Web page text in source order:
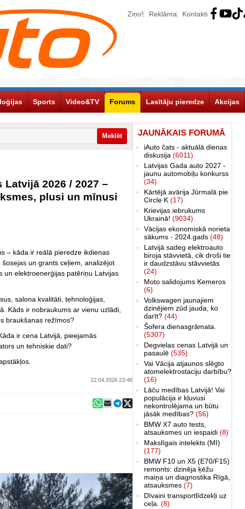
Ziņo! Reklāma Kontakti
Sports Video&TV Forums Lasītāju pieredze Akcijas
2026 / 2027 –
plusi un mīnusi
– kāda ir reālā pieredze ikdienas
un grants ceļiem, analizējot
un elektroenerģijas patēriņu Latvijas
salona kvalitāti, tehnoloģijas,
Kāds ir nobraukums ar vienu uzlādi,
braukšanas režīmos?
ir cena Latvijā, pieejamās
un tehniskie dati?
22.04.2026 23:46
JAUNĀKAIS FORUMĀ
iAuto čats - aktuālā dienas
diskusija (6011)
Latvijas Gada auto 2027 -
jaunu automobiļu konkurss
(34)
Kārtējā avārija Jūrmalā pie
Circle K (17)
Krievijas iebrukums
Ukrainā! (9034)
Vācijas ekonomiskā norieta
sākums - 2024.gads (48)
Latvijā sadeg elektroauto
biroja stāvvietā, cik droši tie
ir daudzstāvu stāvvietās
(24)
Moto salidojums Ķemeros
(6)
Volkswagen jaunajiem
dzinējiem zūd jauda, ko
darīt? (44)
Šofera dienasgrāmata.
(5307)
Degvielas cenas Latvijā un
pasaulē (535)
Vai Vācija atjaunos slēgto
atomelektrostaciju darbību?
(16)
Lāču medības Latvijā! Vai
populācija ir kļuvusi
nekontrolējama un būtu
jāsāk medības? (56)
BMW X7 auto tests,
atsauksmes un iespaidi (8)
Makslīgais intelekts (MI)
(177)
BMW F10 un X5 (E70/F15)
remonts: dzinēja ķēžu
maiņa un diagnostika Rīgā,
atsauksmes (7)
Dīvaini transportlīdzekļi uz
ceļa. (8)